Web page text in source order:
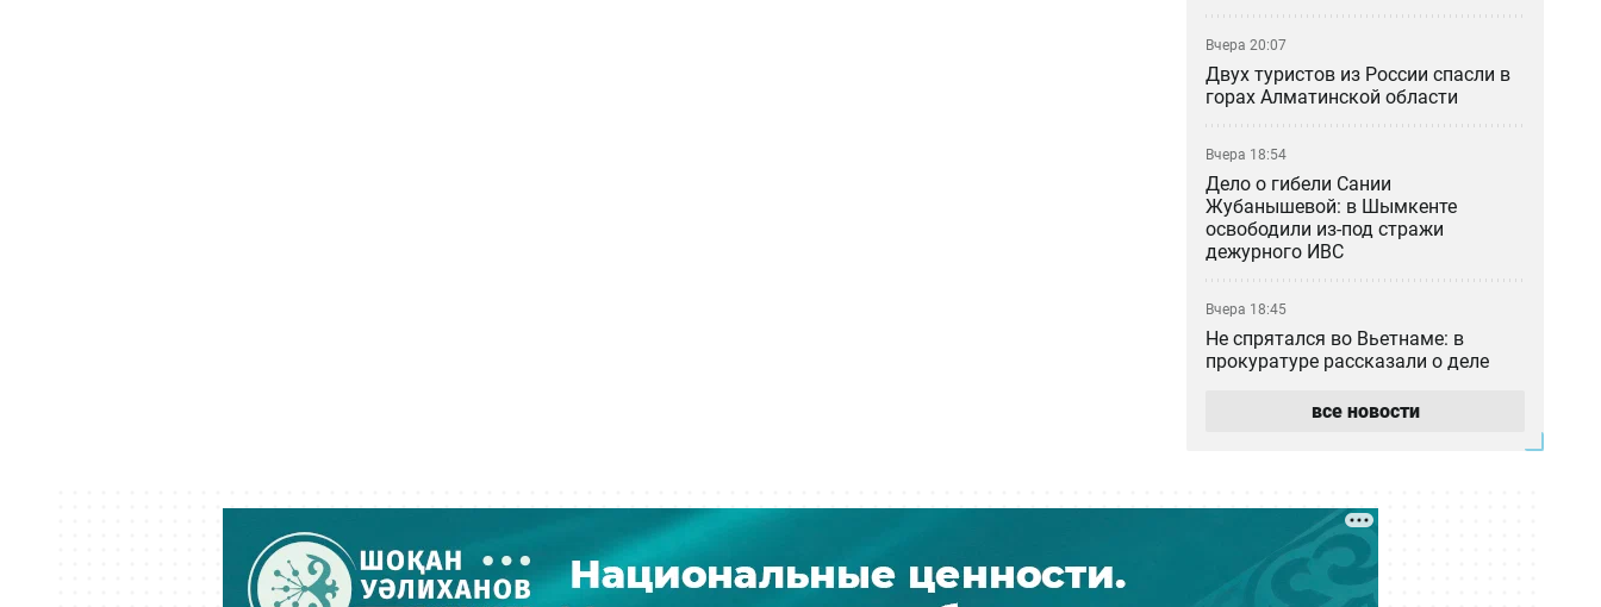
Вчера 20:07
Двух туристов из России спасли в
горах Алматинской области
Вчера 18:54
Дело о гибели Сании
Жубанышевой: в Шымкенте
освободили из-под стражи
дежурного ИВС
Вчера 18:45
Не спрятался во Вьетнаме: в
прокуратуре рассказали о деле
Audi в Астане
все новости